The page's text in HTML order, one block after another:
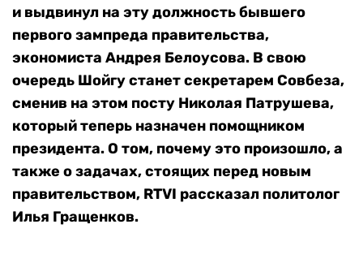
и выдвинул на эту должность бывшего
первого зампреда правительства,
экономиста Андрея Белоусова. В свою
очередь Шойгу станет секретарем Совбеза,
сменив на этом посту Николая Патрушева,
который теперь назначен помощником
президента. О том, почему это произошло, а
также о задачах, стоящих перед новым
правительством, RTVI рассказал политолог
Илья Гращенков.